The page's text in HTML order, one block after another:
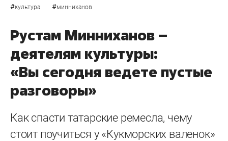
#культура #минниханов
Рустам Минниханов –
деятелям культуры:
«Вы сегодня ведете пустые
разговоры»
Как спасти татарские ремесла, чему
стоит поучиться у «Кукморских валенок»